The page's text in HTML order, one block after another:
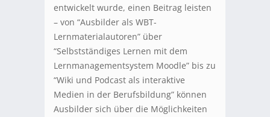
entwickelt wurde, einen Beitrag leisten
– von “Ausbilder als WBT-
Lernmaterialautoren” über
“Selbstständiges Lernen mit dem
Lernmanagementsystem Moodle” bis zu
“Wiki und Podcast als interaktive
Medien in der Berufsbildung” können
Ausbilder sich über die Möglichkeiten